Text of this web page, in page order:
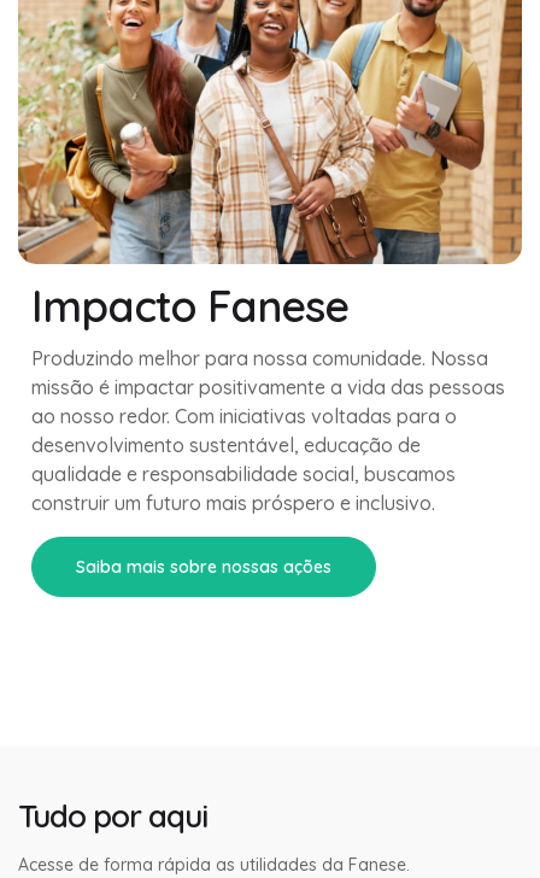
Impacto Fanese
Produzindo melhor para nossa comunidade. Nossa
missão é impactar positivamente a vida das pessoas
ao nosso redor. Com iniciativas voltadas para o
desenvolvimento sustentável, educação de
qualidade e responsabilidade social, buscamos
construir um futuro mais próspero e inclusivo.
Saiba mais sobre nossas ações
Tudo por aqui
Acesse de forma rápida as utilidades da Fanese.